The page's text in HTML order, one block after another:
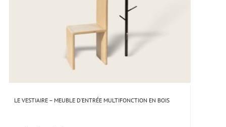
LE VESTIAIRE – MEUBLE D’ENTRÉE MULTIFONCTION EN BOIS